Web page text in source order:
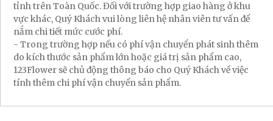
tỉnh trên Toàn Quốc. Đối với trường hợp giao hàng ở khu
vực khác, Quý Khách vui lòng liên hệ nhân viên tư vấn để
nắm chi tiết mức cước phí.
- Trong trường hợp nếu có phí vận chuyển phát sinh thêm
do kích thước sản phẩm lớn hoặc giá trị sản phẩm cao,
123Flower sẽ chủ động thông báo cho Quý Khách về việc
tính thêm chi phí vận chuyển sản phẩm.